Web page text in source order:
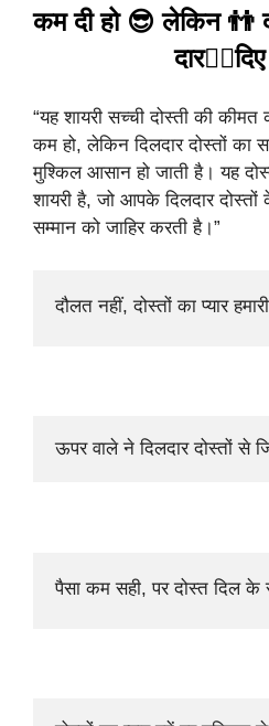
कम दी हो 😎 लेकिन 👬
“यह शायरी सच्ची दोस्ती की
कम हो, लेकिन दिलदार दोस्तों का
मुश्किल आसान हो जाती है। यह
शायरी है, जो आपके दिलदार
सम्मान को जाहिर करती है।”
दौलत नहीं, दोस्तों का प्यार
ऊपर वाले ने दिलदार दोस्तों से
पैसा कम सही, पर दोस्त दिल